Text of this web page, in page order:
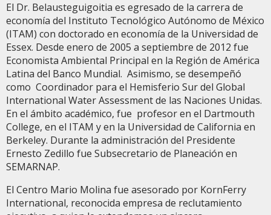
El Dr. Belausteguigoitia es egresado de la carrera de
economía del Instituto Tecnológico Autónomo de México
(ITAM) con doctorado en economía de la Universidad de
Essex. Desde enero de 2005 a septiembre de 2012 fue
Economista Ambiental Principal en la Región de América
Latina del Banco Mundial. Asimismo, se desempeñó
como Coordinador para el Hemisferio Sur del Global
International Water Assessment de las Naciones Unidas.
En el ámbito académico, fue profesor en el Dartmouth
College, en el ITAM y en la Universidad de California en
Berkeley. Durante la administración del Presidente
Ernesto Zedillo fue Subsecretario de Planeación en
SEMARNAP.
El Centro Mario Molina fue asesorado por KornFerry
International, reconocida empresa de reclutamiento